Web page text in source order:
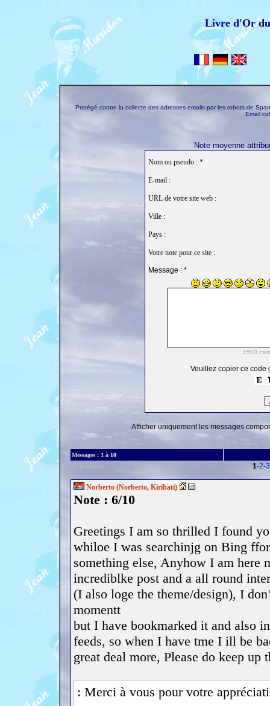
Livre d'Or
Protégé contre la collecte des adresses emails par les robots de
Email
Note moyenne
Nom ou pseudo : *
E-mail :
URL de votre site web :
Ville :
Pays :
Votre note pour ce site :
Message : *
Veuillez copier ce code
Afficher uniquement les messages
Messages : 1 à 10
<< précédente
1-2-3
Norberto (Norberto, Kiribati)
Note : 6/10
Greetings I am so thrilled I found
whiloe I was searchinjg on Bing ffor
something else, Anyhow I am here
incrediblke post and a all round
(I also loge the theme/design), I
momentt
but I have bookmarked it and also
feeds, so when I have tme I ill be
great deal more, Please do keep up
: Merci à vous pour votre